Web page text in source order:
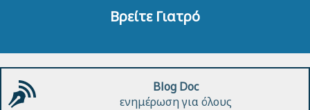
Βρείτε Γιατρό
Blog Doc
ενημέρωση για όλους